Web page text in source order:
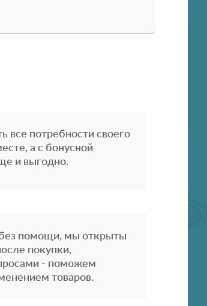
все потребности своего
а с бонусной
и выгодно.
помощи, мы открыты
покупки,
- поможем
товаров.